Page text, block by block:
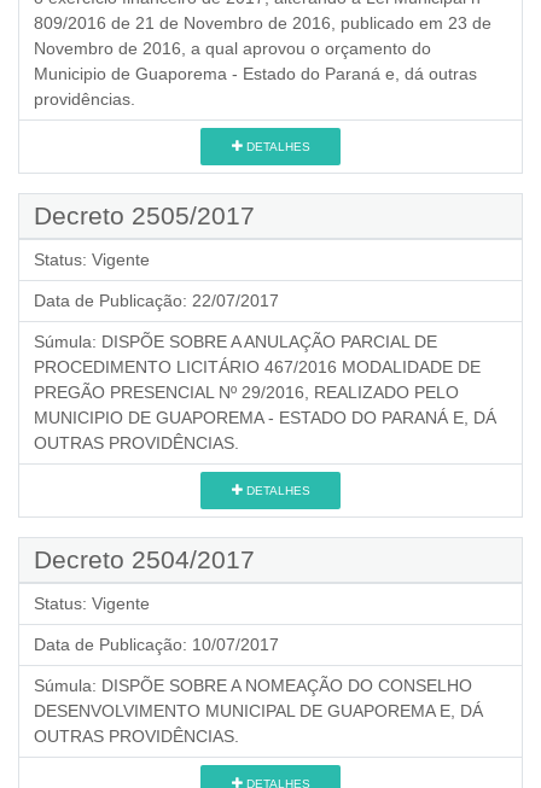
809/2016 de 21 de Novembro de 2016, publicado em 23 de
Novembro de 2016, a qual aprovou o orçamento do
Municipio de Guaporema - Estado do Paraná e, dá outras
providências.
DETALHES
Decreto 2505/2017
Status: Vigente
Data de Publicação: 22/07/2017
Súmula: DISPÕE SOBRE A ANULAÇÃO PARCIAL DE
PROCEDIMENTO LICITÁRIO 467/2016 MODALIDADE DE
PREGÃO PRESENCIAL Nº 29/2016, REALIZADO PELO
MUNICIPIO DE GUAPOREMA - ESTADO DO PARANÁ E, DÁ
OUTRAS PROVIDÊNCIAS.
DETALHES
Decreto 2504/2017
Status: Vigente
Data de Publicação: 10/07/2017
Súmula: DISPÕE SOBRE A NOMEAÇÃO DO CONSELHO
DESENVOLVIMENTO MUNICIPAL DE GUAPOREMA E, DÁ
OUTRAS PROVIDÊNCIAS.
DETALHES